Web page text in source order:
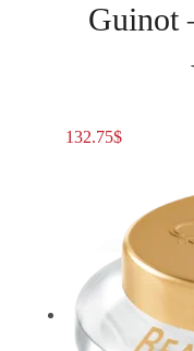
Guinot
132.75$